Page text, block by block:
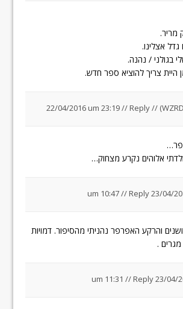
מריר.
אצלינו.
בגולני / נהנה.
היית צריך להוציא ספר חדש.
22/04/2016 um 23:19//Reply
אלוהים נקרע מצחוק…
23/04/2016 um
//Reply
והרקע האפרפר נהניתי מהסיפור. דמויות
מגרים .
23/04/2016
//Reply